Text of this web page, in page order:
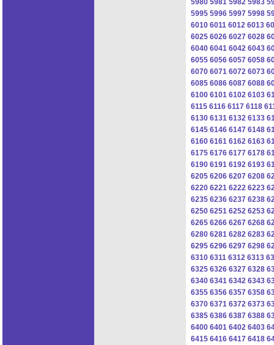
5995 5996 5997 5998
6010 6011 6012 6013
6025 6026 6027 6028
6040 6041 6042 6043
6055 6056 6057 6058
6070 6071 6072 6073
6085 6086 6087 6088
6100 6101 6102 6103
6115 6116 6117 6118
6130 6131 6132 6133
6145 6146 6147 6148
6160 6161 6162 6163
6175 6176 6177 6178
6190 6191 6192 6193
6205 6206 6207 6208
6220 6221 6222 6223
6235 6236 6237 6238
6250 6251 6252 6253
6265 6266 6267 6268
6280 6281 6282 6283
6295 6296 6297 6298
6310 6311 6312 6313
6325 6326 6327 6328
6340 6341 6342 6343
6355 6356 6357 6358
6370 6371 6372 6373
6385 6386 6387 6388
6400 6401 6402 6403
6415 6416 6417 6418